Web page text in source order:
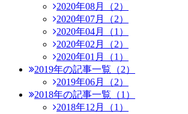
2020年08月（2）
2020年07月（2）
2020年04月（1）
2020年02月（2）
2020年01月（1）
2019年の記事一覧（2）
2019年06月（2）
2018年の記事一覧（1）
2018年12月（1）